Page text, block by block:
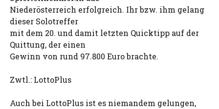
Niederösterreich erfolgreich. Ihr bzw. ihm gelang
dieser Solotreffer
mit dem 20. und damit letzten Quicktipp auf der
Quittung, der einen
Gewinn von rund 97.800 Euro brachte.
Zwtl.: LottoPlus
Auch bei LottoPlus ist es niemandem gelungen,